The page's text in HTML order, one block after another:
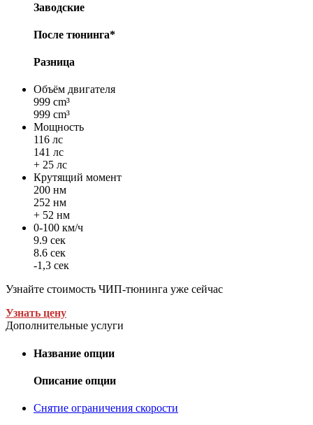
Заводские
После тюнинга*
Разница
Объём двигателя
999 cm³
999 cm³
Мощность
116 лс
141 лс
+ 25 лс
Крутящий момент
200 нм
252 нм
+ 52 нм
0-100 км/ч
9.9 сек
8.6 сек
-1,3 сек
Узнайте стоимость ЧИП-тюнинга уже сейчас
Узнать цену
Дополнительные услуги
Название опции
Описание опции
Снятие ограничения скорости